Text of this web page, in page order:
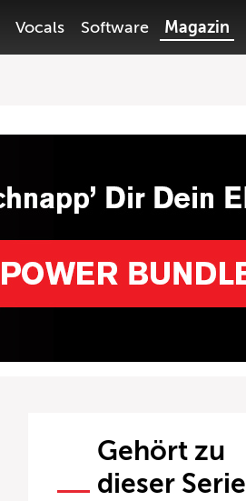
Vocals Software Magazin
Gehört zu
dieser Serie